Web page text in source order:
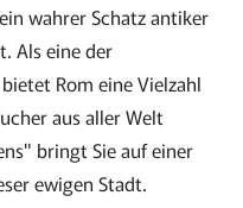
wahrer Schatz antiker
Als eine der
Rom eine Vielzahl
aus aller Welt
bringt Sie auf einer
ewigen Stadt.